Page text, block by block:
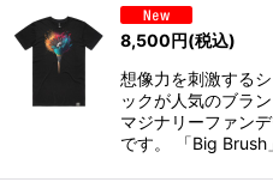
8,500円(税込)
想像力を刺激する
ックが人気のブラ
マジナリーファン
です。 「Big